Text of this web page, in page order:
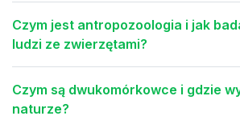
Czym jest antropozoologia i jak
ludzi ze zwierzętami?
Czym są dwukomórkowce i gdzie
naturze?